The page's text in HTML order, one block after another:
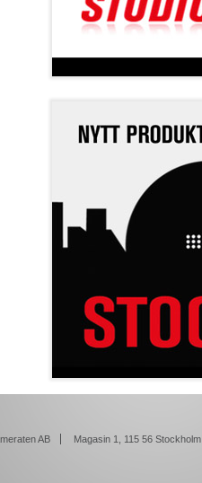
AB Magasin 1, 115 56 Stockholm